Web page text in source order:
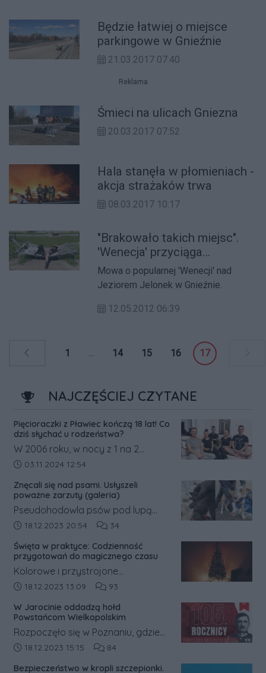
Będzie łatwiej o miejsce
parkingowe w Gnieźnie
21.03.2017 07:40
Reklama
Śmieci na ulicach Gniezna
20.03.2017 07:52
Hala stanęła w płomieniach -
akcja strażaków trwa
08.03.2017 10:17
"Brakowało takich miejsc".
'Wenecja' przyciąga
mieszkańców
Mowa o popularnej 'Wenecji' nad
Jeziorem Jelonek w Gnieźnie.
12.05.2012 06:39
1 14 15 16 17
NAJCZĘŚCIEJ CZYTANE
Pięcioraczki z Pławiec kończą 18 lat! Co
dziś słychać u rodzeństwa?
W 2006 roku, w nocy z 1 na 2
listopada, w Pławcach w powiecie
pięcioraczki.
Data dodania artykułu:
03.11.2024 12:54
Znęcali się nad psami. Usłyszeli
poważne zarzuty (galeria)
Pseudohodowla psów pod lupą
prokuratury. Była ona prowadzona
w gm. Książ Wielkopolski w pow.
śremskim. Na jej trop wpadli
inspektorzy weterynaryjni, którzy o
sprawie powiadomili policję.
Data dodania artykułu:
18.12.2023 20:54 Liczba komentarzy artykułu:
34
Święta w praktyce: Codzienność
przygotowań do magicznego czasu
Kolorowe i przystrojone
świątecznymi dekoracjami witryny
przejść obok nich obojętnie.
Data dodania artykułu:
18.12.2023 13:09 Liczba komentarzy artykułu:
93
W Jarocinie oddadzą hołd
Powstańcom Wielkopolskim
Rozpoczęło się w Poznaniu, gdzie
mieszkańcy walczyli o ziemie
Data dodania artykułu:
18.12.2023 15:15 Liczba komentarzy artykułu:
84
Bezpieczeństwo w kropli szczepionki.